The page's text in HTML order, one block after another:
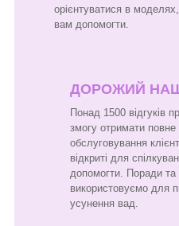
орієнтуватися в
вам допомогти.
ДОРОЖИЙ
Понад 1500 відгуків
змогу отримати
обслуговування
відкриті для
допомогти. Поради
використовуємо для
усунення вад.